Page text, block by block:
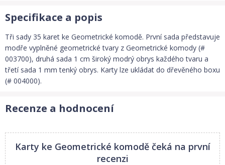
Specifikace a popis
Tři sady 35 karet ke Geometrické komodě. První sada představuje
modře vyplněné geometrické tvary z Geometrické komody (#
003700), druhá sada 1 cm široký modrý obrys každého tvaru a
třetí sada 1 mm tenký obrys. Karty lze ukládat do dřevěného boxu
(# 004000).
Recenze a hodnocení
Karty ke Geometrické komodě čeká na první
recenzi